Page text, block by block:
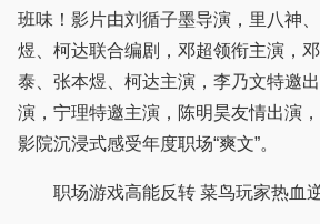
班味！影片由刘循子墨导演，里八神
煜、柯达联合编剧，邓超领衔主演，
泰、张本煜、柯达主演，李乃文特邀
演，宁理特邀主演，陈明昊友情出演
影院沉浸式感受年度职场“爽文”。
职场游戏高能反转 菜鸟玩家热血逆